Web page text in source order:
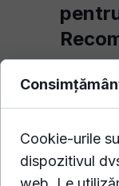
Fiecare.
cu
Cookie-urile
dispozitivul